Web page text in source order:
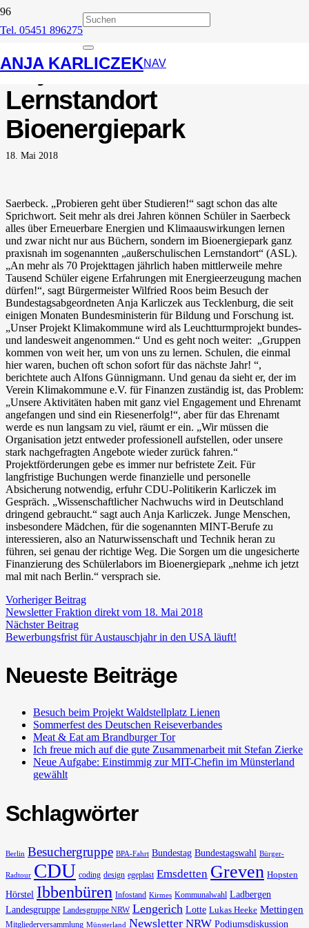
Tel. 05451 896275
ANJA KARLICZEKNAV
Vom Erfolg überrannt –
Anja Karliczek zum
Lernstandort
Bioenergiepark
18. Mai 2018
Saerbeck. „Probieren geht über Studieren!“ sagt schon das alte
Sprichwort. Seit mehr als drei Jahren können Schüler in Saerbeck
alles über Erneuerbare Energien und Klimaauswirkungen lernen
und zwar nicht nur aus Büchern, sondern im Bioenergiepark ganz
praxisnah im sogenannten „außerschulischen Lernstandort“ (ASL).
„An mehr als 70 Projekttagen jährlich haben mittlerweile mehre
Tausend Schüler eigene Erfahrungen mit Energieerzeugung machen
dürfen!“, sagt Bürgermeister Wilfried Roos beim Besuch der
Bundestagsabgeordneten Anja Karliczek aus Tecklenburg, die seit
einigen Monaten Bundesministerin für Bildung und Forschung ist.
„Unser Projekt Klimakommune wird als Leuchtturmprojekt bundes-
und landesweit angenommen.“ Und es geht noch weiter: „Gruppen
kommen von weit her, um von uns zu lernen. Schulen, die einmal
hier waren, buchen oft schon sofort für das nächste Jahr! “,
berichtete auch Alfons Günnigmann. Und genau da sieht er, der im
Verein Klimakommune e.V. für Finanzen zuständig ist, das Problem:
„Unsere Aktivitäten haben mit ganz viel Engagement und Ehrenamt
angefangen und sind ein Riesenerfolg!“, aber für das Ehrenamt
werde es nun langsam zu viel, räumt er ein. „Wir müssen die
Organisation jetzt entweder professionell aufstellen, oder unsere
stark nachgefragten Angebote wieder zurück fahren.“
Projektförderungen gebe es immer nur befristete Zeit. Für
langfristige Buchungen werde finanzielle und personelle
Absicherung notwendig, erfuhr CDU-Politikerin Karliczek im
Gespräch. „Wissenschaftlicher Nachwuchs wird in Deutschland
dringend gebraucht.“ sagt auch Anja Karliczek. Junge Menschen,
insbesondere Mädchen, für die sogenannten MINT-Berufe zu
interessieren, also an Naturwissenschaft und Technik heran zu
führen, sei genau der richtige Weg. Die Sorgen um die ungesicherte
Finanzierung des Schülerlabors im Bioenergiepark „nehme ich jetzt
mal mit nach Berlin.“ versprach sie.
Vorheriger Beitrag
Newsletter Fraktion direkt vom 18. Mai 2018
Nächster Beitrag
Bewerbungsfrist für Austauschjahr in den USA läuft!
Neueste Beiträge
Besuch beim Projekt Waldstellplatz Lienen
Sommerfest des Deutschen Reiseverbandes
Meat & Eat am Brandburger Tor
Ich freue mich auf die gute Zusammenarbeit mit Stefan Zierke
Neue Aufgabe: Einstimmig zur MIT-Chefin im Münsterland
gewählt
Schlagwörter
Berlin Besuchergruppe BPA-Fahrt Bundestag Bundestagswahl Bürger-
Radtour CDU coding design egeplast Emsdetten Greven Hopsten
Hörstel Ibbenbüren Infostand Kirmes Kommunalwahl Ladbergen
Landesgruppe Landesgruppe NRW Lengerich Lotte Lukas Heeke Mettingen
Mitgliederversammlung Münsterland Newsletter NRW Podiumsdiskussion